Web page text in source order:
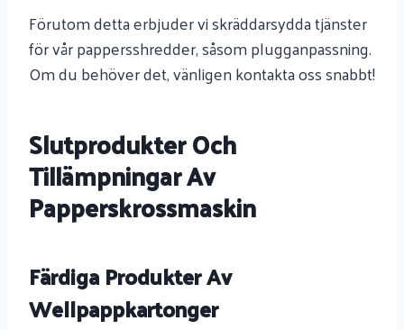
Förutom detta erbjuder vi skräddarsydda tjänster
för vår pappersshredder, såsom plugganpassning.
Om du behöver det, vänligen kontakta oss snabbt!
Slutprodukter Och
Tillämpningar Av
Papperskrossmaskin
Färdiga Produkter Av
Wellpappkartonger